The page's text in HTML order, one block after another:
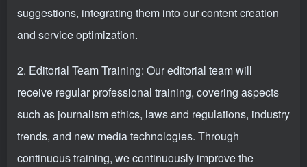
suggestions, integrating them into our content creation
and service optimization.
2. Editorial Team Training: Our editorial team will
receive regular professional training, covering aspects
such as journalism ethics, laws and regulations, industry
trends, and new media technologies. Through
continuous training, we continuously improve the